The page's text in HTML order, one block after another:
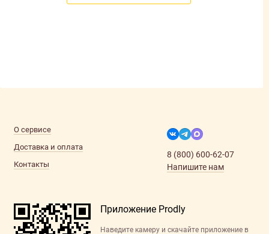
О сервисе
Доставка и оплата
Контакты
8 (800) 600-62-07
Напишите нам
Приложение Prodly
Наведите камеру и скачайте приложение в